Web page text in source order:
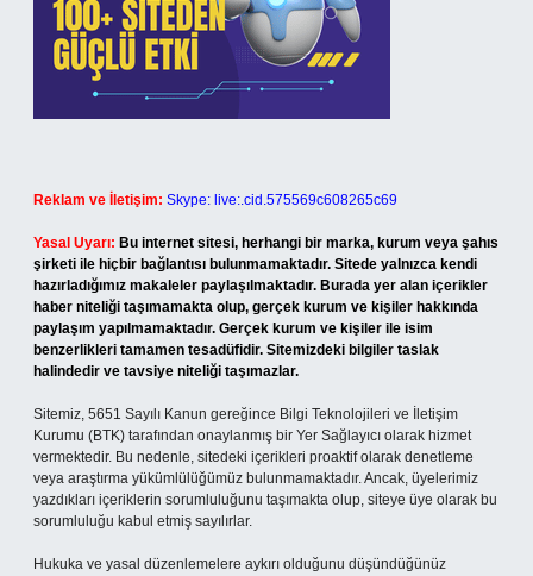
Reklam ve İletişim: Skype: live:.cid.575569c608265c69
Yasal Uyarı: Bu internet sitesi, herhangi bir marka, kurum veya şahıs
şirketi ile hiçbir bağlantısı bulunmamaktadır. Sitede yalnızca kendi
hazırladığımız makaleler paylaşılmaktadır. Burada yer alan içerikler
haber niteliği taşımamakta olup, gerçek kurum ve kişiler hakkında
paylaşım yapılmamaktadır. Gerçek kurum ve kişiler ile isim
benzerlikleri tamamen tesadüfidir. Sitemizdeki bilgiler taslak
halindedir ve tavsiye niteliği taşımazlar.
Sitemiz, 5651 Sayılı Kanun gereğince Bilgi Teknolojileri ve İletişim
Kurumu (BTK) tarafından onaylanmış bir Yer Sağlayıcı olarak hizmet
vermektedir. Bu nedenle, sitedeki içerikleri proaktif olarak denetleme
veya araştırma yükümlülüğümüz bulunmamaktadır. Ancak, üyelerimiz
yazdıkları içeriklerin sorumluluğunu taşımakta olup, siteye üye olarak bu
sorumluluğu kabul etmiş sayılırlar.
Hukuka ve yasal düzenlemelere aykırı olduğunu düşündüğünüz